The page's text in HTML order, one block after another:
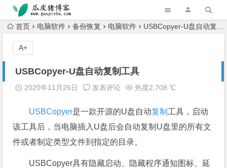
跳转到主内容
首页 电脑软件 备份恢复 电脑软件 USBCopyer-U盘自动复制工具
USBCopyer-U盘自动复制工具
2020年11月26日 发表评论 热度2,708 ℃
USBCopyer是一款开源的U盘自动复制 工具，启动
该工具后，当电脑插入U盘后会自动复制U盘里的所有文
件或者制定类型文件到指定的目录。
USBCopyer具有隐藏启动、隐藏程序通知图标、延
A+